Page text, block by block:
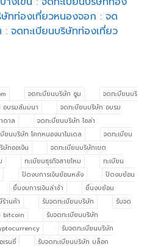
ษัทท่องเที่ยวหนองจอก :จด
:จดทะเบียนบริษัทท่องเที่ยว
จดทะบียนบริษัท ซูม
จดทะบียนบริ
อบรมสัมมนา
จดทะบียนบริษัท อบรม
ดาล
จดทะบียนบริษัท โซล่า
บียนบริษัท โคกหนองนาโมเดล
จดทะเบียน
ษัทออเงิน
จดทะเบียนบริษัทเขต
ทะเบียนธุรกิจสายไหม
ทะเบียน
ปิดงบการเงินย้อนหลัง
ปิดงบย้อน
ยื่นงบการเงินล่าช้า
ยื่นงบย้อน
านค้า รับจดทะเบียนบริษัท
รับจด
bitcoin
รับจดทะเบียนบริษัท
รับจดทะเบียนบริษัท
เรนซี่
รับจดทะเบียนบริษัท บล็อก